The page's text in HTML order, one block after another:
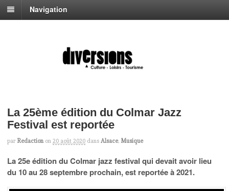
Navigation
La 25ème édition du Colmar Jazz
Festival est reportée
par Redaction on 20 août 2020 dans Alsace, Musique
La 25e édition du Colmar jazz festival qui devait avoir lieu
du 10 au 28 septembre prochain, est reportée à 2021.